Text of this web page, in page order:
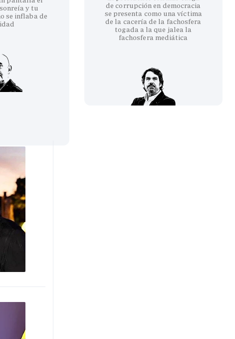
y tu
se inflaba de
de corrupción en democracia
se presenta como una víctima
de la cacería de la fachosfera
togada a la que jalea la
fachosfera mediática